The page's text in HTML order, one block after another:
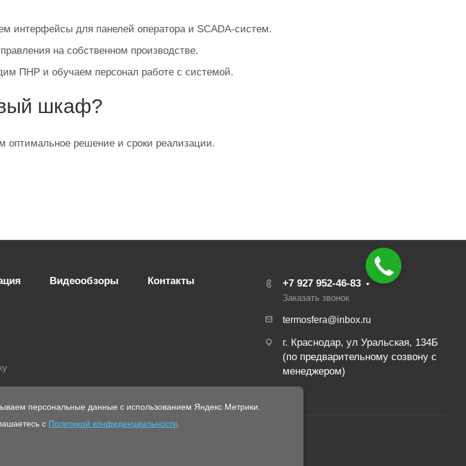
интерфейсы для панелей оператора и SCADA‑систем.
на собственном производстве.
ПНР и обучаем персонал работе с системой.
шкаф?
решение и сроки реализации.
Видеообзоры Контакты +7 927 952-46-83
Заказать звонок
termosfera@inbox.ru
г. Краснодар, ул Уральская, 134Б
(по предварительному созвону с
менеджером)
персональные данные с использованием Яндекс Метрики.
с Политикой конфиденциальности